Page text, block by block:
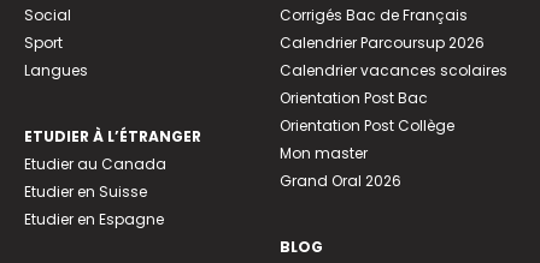
Social
Sport
Langues
ETUDIER À L’ÉTRANGER
Etudier au Canada
Etudier en Suisse
Etudier en Espagne
Corrigés Bac de Français
Calendrier Parcoursup 2026
Calendrier vacances scolaires
Orientation Post Bac
Orientation Post Collège
Mon master
Grand Oral 2026
BLOG